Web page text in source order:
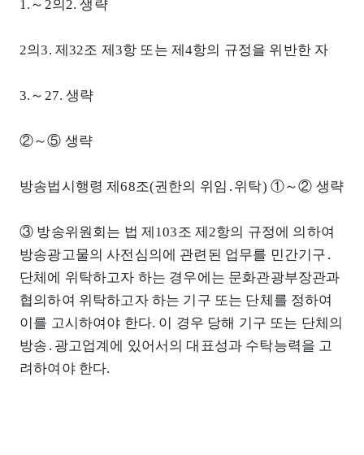
1.～2의2. 생략
2의3. 제32조 제3항 또는 제4항의 규정을 위반한 자
3.～27. 생략
②～⑤ 생략
방송법시행령 제68조(권한의 위임․위탁) ①～② 생략
③ 방송위원회는 법 제103조 제2항의 규정에 의하여
방송광고물의 사전심의에 관련된 업무를 민간기구․
단체에 위탁하고자 하는 경우에는 문화관광부장관과
협의하여 위탁하고자 하는 기구 또는 단체를 정하여
이를 고시하여야 한다. 이 경우 당해 기구 또는 단체의
방송․광고업계에 있어서의 대표성과 수탁능력을 고
려하여야 한다.